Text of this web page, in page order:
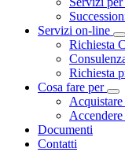
Servizi on-line
Richiesta
Richiesta
Cosa fare per
Acquistare
Documenti
Contatti